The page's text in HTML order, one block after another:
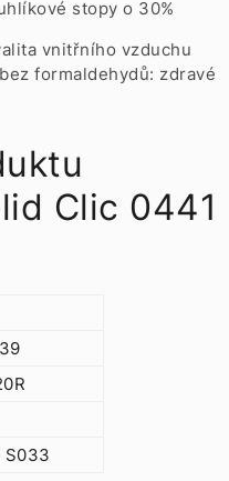
stopy o 30%
vnitřního vzduchu
formaldehydů: zdravé
Clic 0441
S033